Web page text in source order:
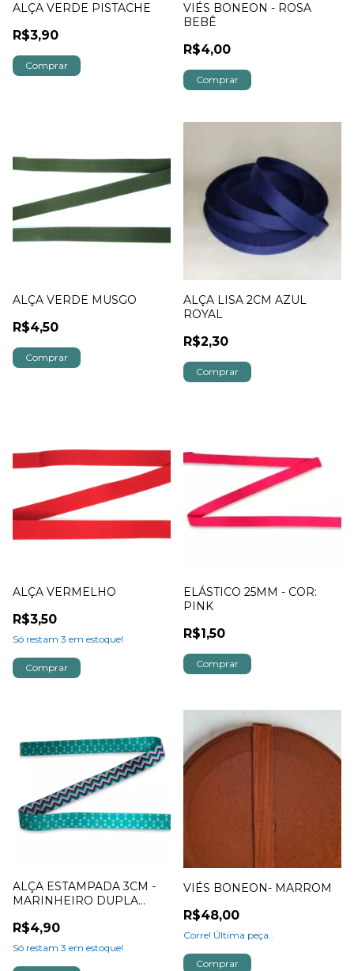
ALÇA VERDE PISTACHE
R$3,90
Comprar
VIÉS BONEON - ROSA
BEBÊ
R$4,00
Comprar
ALÇA VERDE MUSGO
R$4,50
Comprar
ALÇA LISA 2CM AZUL
ROYAL
R$2,30
ALÇA VERMELHO
R$3,50
Só restam 3 em estoque!
Comprar
ELÁSTICO 25MM - COR:
PINK
R$1,50
ALÇA ESTAMPADA 3CM -
MARINHEIRO DUPLA
R$4,90
Só restam 3 em estoque!
VIÉS BONEON- MARROM
R$48,00
Corre! Última peça..
Comprar